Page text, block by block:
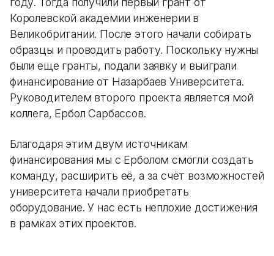
Королевской академии инженерии в
Великобритании. После этого начали собирать
образцы и проводить работу. Поскольку нужны
были еще гранты, подали заявку и выиграли
финансирование от Назарбаев Университета.
Руководителем второго проекта является мой
коллега, Ербол Сарбассов.
Благодаря этим двум источникам
финансирования мы с Ерболом смогли создать
команду, расширить её, а за счёт возможностей
университета начали приобретать
оборудование. У нас есть неплохие достижения
в рамках этих проектов.